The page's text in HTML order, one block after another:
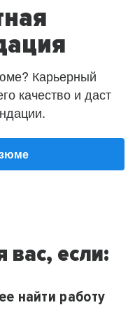
Карьерный
качество и даст
вас, если:
найти работу